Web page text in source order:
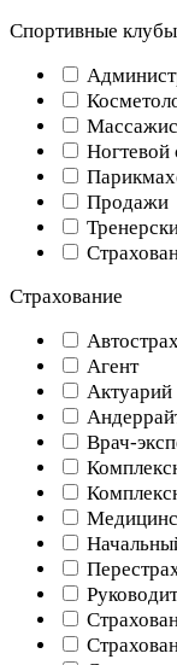
Спортивные
Ногтевой
Продажи
Страхование
Агент
Актуарий
Врач-